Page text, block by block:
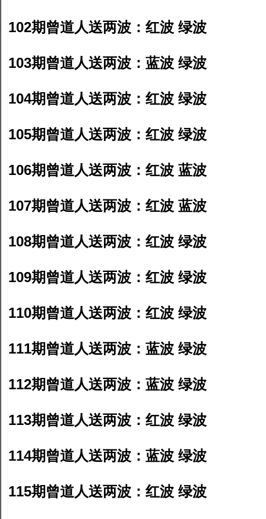
102期曾道人送两波：红波 绿波
103期曾道人送两波：蓝波 绿波
104期曾道人送两波：红波 绿波
105期曾道人送两波：红波 绿波
106期曾道人送两波：红波 蓝波
107期曾道人送两波：红波 蓝波
108期曾道人送两波：红波 绿波
109期曾道人送两波：红波 绿波
110期曾道人送两波：红波 绿波
111期曾道人送两波：蓝波 绿波
112期曾道人送两波：蓝波 绿波
113期曾道人送两波：红波 绿波
114期曾道人送两波：蓝波 绿波
115期曾道人送两波：红波 绿波